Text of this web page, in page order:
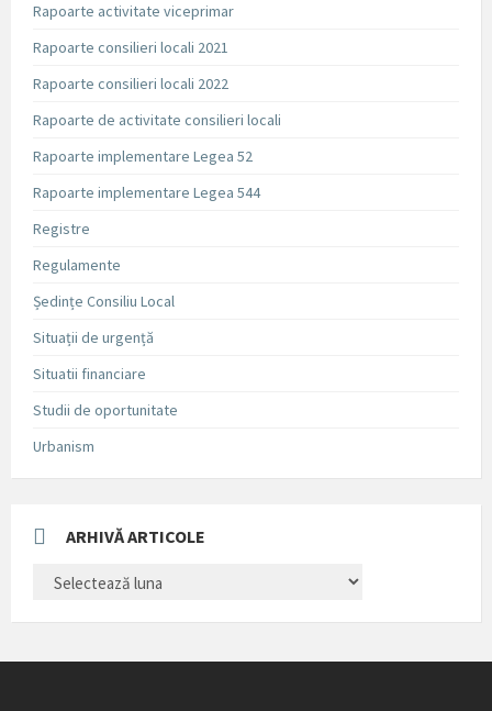
Rapoarte activitate viceprimar
Rapoarte consilieri locali 2021
Rapoarte consilieri locali 2022
Rapoarte de activitate consilieri locali
Rapoarte implementare Legea 52
Rapoarte implementare Legea 544
Registre
Regulamente
Ședințe Consiliu Local
Situații de urgență
Situatii financiare
Studii de oportunitate
Urbanism
ARHIVĂ ARTICOLE
ARTICOLE